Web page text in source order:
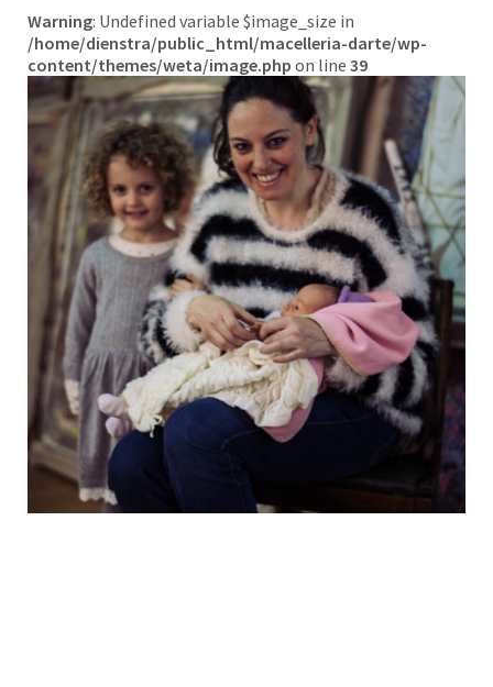
Warning: Undefined variable $image_size in
/home/dienstra/public_html/macelleria-darte/wp-
content/themes/weta/image.php on line 39